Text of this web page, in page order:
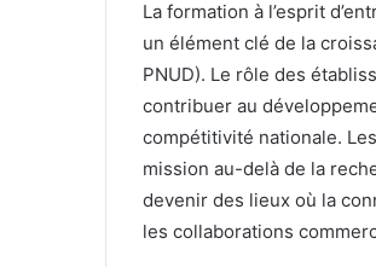
La formation à l’esprit
un élément clé de la
PNUD). Le rôle des
contribuer au
compétitivité nationale.
mission au-delà de la
devenir des lieux où la
les collaborations